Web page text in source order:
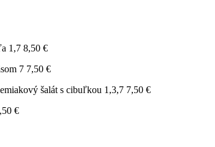
1,7 8,50 €
7 7,50 €
šalát s cibuľkou 1,3,7 7,50 €
€